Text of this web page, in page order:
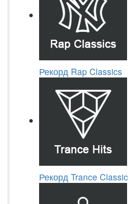
Рекорд Rap Classics
Рекорд Trance Classic